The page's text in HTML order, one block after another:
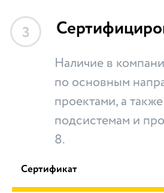
3
Наличие в
по основным
проектами, а
подсистемам и
8.
Сертификат